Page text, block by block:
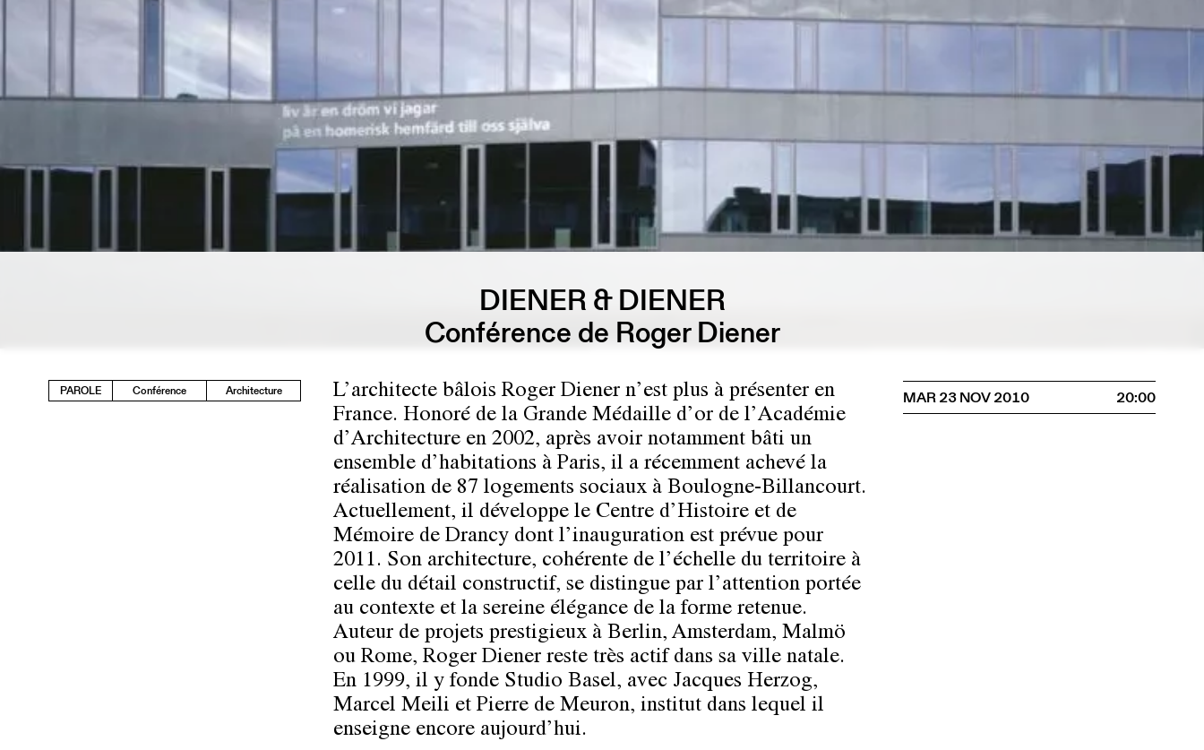
DIENER & DIENER
Conférence de Roger Diener
PAROLE Conférence Architecture L’architecte bâlois Roger Diener n’est plus à présenter en
France. Honoré de la Grande Médaille d’or de l’Académie
d’Architecture en 2002, après avoir notamment bâti un
ensemble d’habitations à Paris, il a récemment achevé la
réalisation de 87 logements sociaux à Boulogne-Billancourt.
Actuellement, il développe le Centre d’Histoire et de
Mémoire de Drancy dont l’inauguration est prévue pour
2011. Son architecture, cohérente de l’échelle du territoire à
celle du détail constructif, se distingue par l’attention portée
au contexte et la sereine élégance de la forme retenue.
Auteur de projets prestigieux à Berlin, Amsterdam, Malmö
ou Rome, Roger Diener reste très actif dans sa ville natale.
En 1999, il y fonde Studio Basel, avec Jacques Herzog,
Marcel Meili et Pierre de Meuron, institut dans lequel il
enseigne encore aujourd’hui.
MAR 23 NOV 2010 20:00